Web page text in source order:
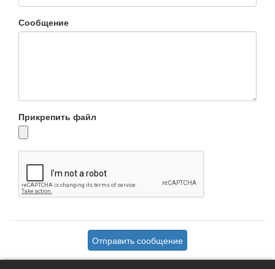
Сообщение
Прикрепить файл
Отправить сообщение